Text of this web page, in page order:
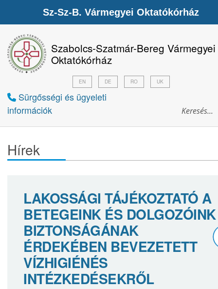
Szabolcs-Szatmár-Bereg Vármegyei
Oktatókórház
Sürgősségi és ügyeleti
információk
EN DE RO UK
Hírek
LAKOSSÁGI TÁJÉKOZTATÓ A
BETEGEINK ÉS DOLGOZÓINK
BIZTONSÁGÁNAK
ÉRDEKÉBEN BEVEZETETT
VÍZHIGIÉNÉS
INTÉZKEDÉSEKRŐL
Sz-Sz-B. Vármegyei Oktatókórház